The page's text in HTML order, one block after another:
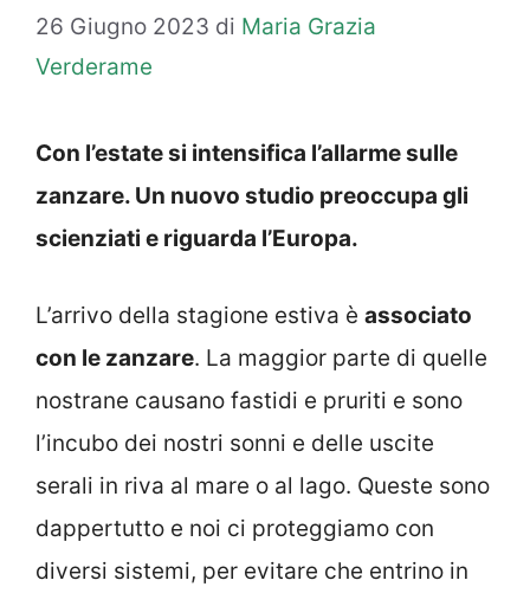
26 Giugno 2023 di Maria Grazia
Verderame
Con l’estate si intensifica l’allarme sulle
zanzare. Un nuovo studio preoccupa gli
scienziati e riguarda l’Europa.
L’arrivo della stagione estiva è associato
con le zanzare. La maggior parte di quelle
nostrane causano fastidi e pruriti e sono
l’incubo dei nostri sonni e delle uscite
serali in riva al mare o al lago. Queste sono
dappertutto e noi ci proteggiamo con
diversi sistemi, per evitare che entrino in